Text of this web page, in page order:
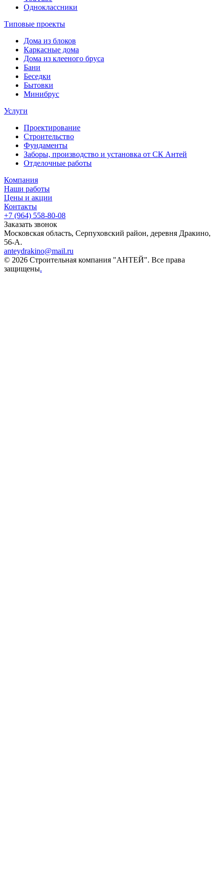
Одноклассники
Типовые проекты
Дома из блоков
Каркасные дома
Дома из клееного бруса
Бани
Беседки
Бытовки
Минибрус
Услуги
Проектирование
Строительство
Фундаменты
Заборы, производство и установка от СК Антей
Отделочные работы
Компания
Наши работы
Цены и акции
Контакты
+7 (964) 558-80-08
Заказать звонок
Московская область, Серпуховский район, деревня Дракино,
56-А.
anteydrakino@mail.ru
© 2026 Строительная компания "АНТЕЙ". Все права
защищены.